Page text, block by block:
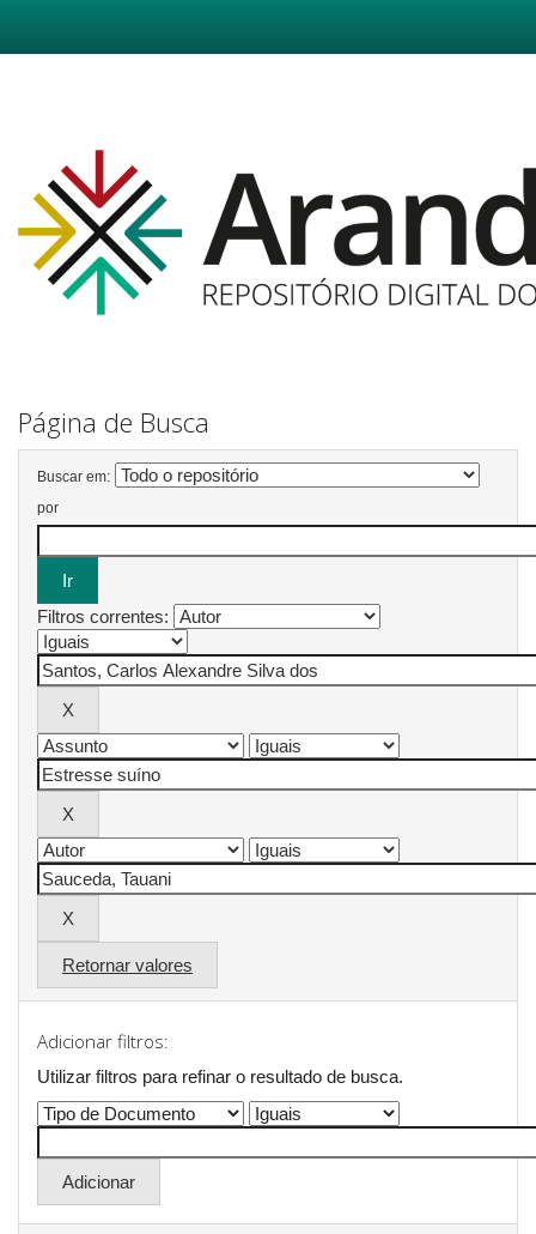
Página de Busca
Buscar em:
por
Filtros correntes:
Retornar valores
Adicionar filtros:
Utilizar filtros para refinar o resultado de busca.